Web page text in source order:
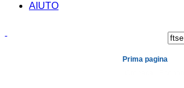
AIUTO
Prima pagina